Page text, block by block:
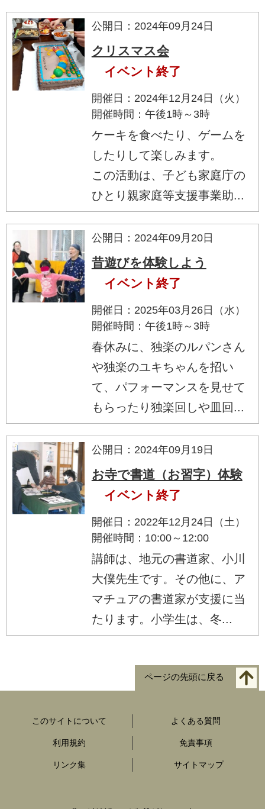
公開日：2024年09月24日
クリスマス会
イベント終了
開催日：2024年12月24日（火）
開催時間：午後1時～3時
ケーキを食べたり、ゲームを
したりして楽しみます。
この活動は、子ども家庭庁の
ひとり親家庭等支援事業助...
公開日：2024年09月20日
昔遊びを体験しよう
イベント終了
開催日：2025年03月26日（水）
開催時間：午後1時～3時
春休みに、独楽のルパンさん
や独楽のユキちゃんを招い
て、パフォーマンスを見せて
もらったり独楽回しや皿回...
公開日：2024年09月19日
お寺で書道（お習字）体験
イベント終了
開催日：2022年12月24日（土）
開催時間：10:00～12:00
講師は、地元の書道家、小川
大僕先生です。その他に、ア
マチュアの書道家が支援に当
たります。小学生は、冬...
ページの先頭に戻る
このサイトについて よくある質問
利用規約 免責事項
リンク集 サイトマップ